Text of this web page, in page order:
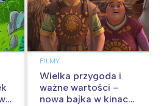
FILMY
Wielka przygoda i
ważne wartości –
nowa bajka w kinach